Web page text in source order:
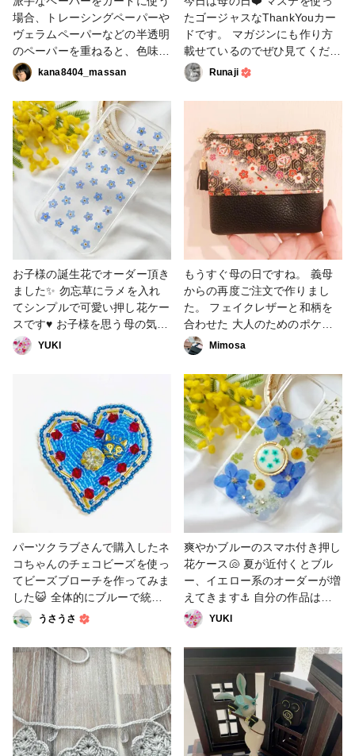
場合、トレーシングペーパーや
ヴェラムペーパーなどの半透明
のペーパーを重ねると、色味が
抑えられるので、他のペーパー
を重ねて少しだけ模様を見せた
りするより、模様全体を活かす
ことができます。 この上に、
他の飾りを重ねても、スッキリ
して見えるので、おすすめで
す。 今年は、母からリクエス
トされたペーパーが派手だった
ため、この方法を使いました。
#母の日作品コンテスト #カー
ティー #ペーパークラフト
kana8404_massan
たゴージャスなThankYouカー
ドです。 マガジンにも作り方
載せているのでぜひ見てくださ
い😊
https://web.croccha.com/maga
zines/card_0228 #母の日作品
グテープ #ダイ #ファンれぽ_
クロップパーティー #ペーパー
クラフト
Runaji
お子様の誕生花でオーダー頂き
ました✨ 勿忘草にラメを入れ
てシンプルで可愛い押し花ケー
スです♥️ お子様を思う母の気持
ちが詰まった作品となりました
😆 気に入って頂けますように
YUKl
もうすぐ母の日ですね。 義母
からの再度ご注文で作りまし
た。 フェイクレザーと和柄を
合わせた 大人のためのポケッ
トティッシュケース付きポー
チ。 従来の物より少し縦の大
きさを長めにし 1.5cmほどのマ
チをつけた改良版です。 より
小物の収納がしやすくなったよ
うに思います😊 #母の日作品コ
ンテスト #バッグ・ポーチ #小
物・雑貨 #販売中
Mimosa
パーツクラブさんで購入したネ
コちゃんのチェコビーズを使っ
てビーズブローチを作ってみま
した😺 全体的にブルーで統一
し、アクセントに台座付きのビ
ジューや赤色のビーズを使用し
ています。 #ビーズ #ビーズ＆
パーツ #ビーズ刺繍 #ビーズブ
ローチ #チェコビーズ #ねこ #
母の日作品コンテスト
うさうさ
爽やかブルーのスマホ付き押し
花ケース🐚 夏が近付くとブル
ー、イエロー系のオーダーが増
えてきます⚓ 自分の作品は、
ブルー系のデザインが少ないの
で、今年の夏はブルー系にも力
を入れようと思っています😆 #
母の日作品コンテスト #押し花
ケース #フラワー
YUKl